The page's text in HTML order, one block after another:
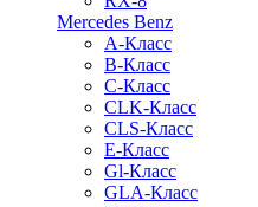
Mercedes Benz
A-Класс
B-Класс
C-Класс
CLK-Класс
CLS-Класс
E-Класс
Gl-Класс
GLA-Класс